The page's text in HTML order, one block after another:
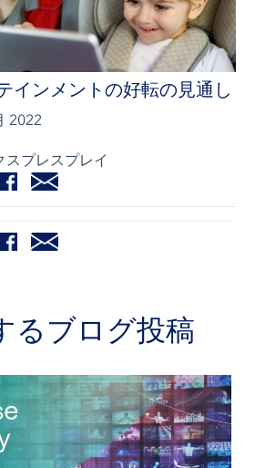
インメントの好転の見通し
2022
スプレスプレイ
るブログ投稿